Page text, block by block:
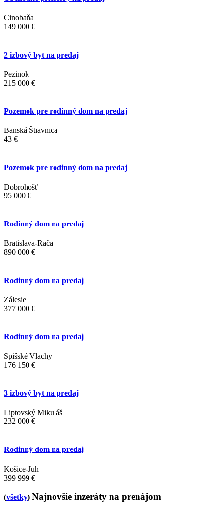
Cinobaňa
149 000 €
2 izbový byt na predaj
Pezinok
215 000 €
Pozemok pre rodinný dom na predaj
Banská Štiavnica
43 €
Pozemok pre rodinný dom na predaj
Dobrohošť
95 000 €
Rodinný dom na predaj
Bratislava-Rača
890 000 €
Rodinný dom na predaj
Zálesie
377 000 €
Rodinný dom na predaj
Spišské Vlachy
176 150 €
3 izbový byt na predaj
Liptovský Mikuláš
232 000 €
Rodinný dom na predaj
Košice-Juh
399 999 €
(všetky) Najnovšie inzeráty na prenájom